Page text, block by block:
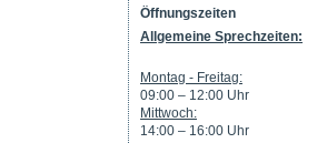
Öffnungszeiten
Allgemeine Sprechzeiten:
Montag - Freitag:
09:00 – 12:00 Uhr
Mittwoch:
14:00 – 16:00 Uhr